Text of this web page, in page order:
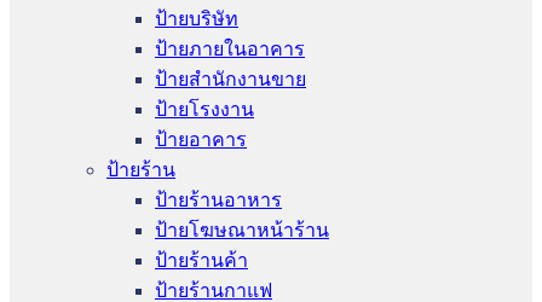
ป้ายบริษัท
ป้ายภายในอาคาร
ป้ายสำนักงานขาย
ป้ายโรงงาน
ป้ายอาคาร
ป้ายร้าน
ป้ายร้านอาหาร
ป้ายโฆษณาหน้าร้าน
ป้ายร้านค้า
ป้ายร้านกาแฟ